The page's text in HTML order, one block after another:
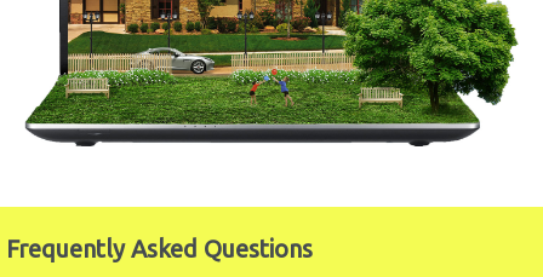
Frequently Asked Questions